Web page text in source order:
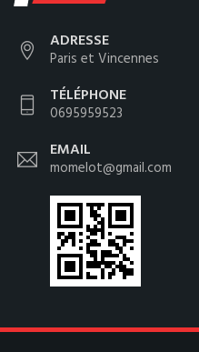
ADRESSE
Paris et Vincennes
TÉLÉPHONE
0695959523
EMAIL
momelot@gmail.com